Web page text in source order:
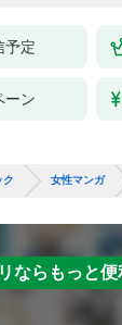
予定
ーン
ク 女性マンガ
ならもっと便